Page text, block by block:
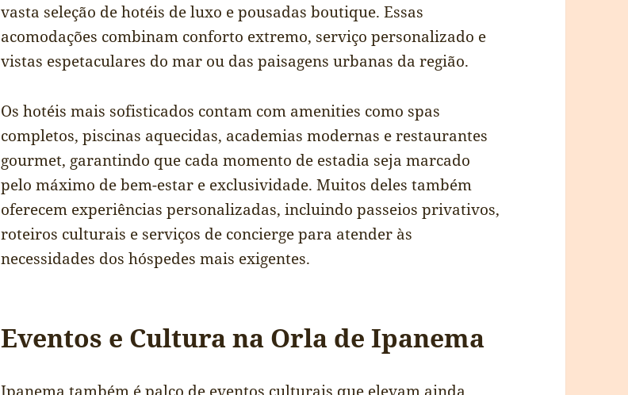
vasta seleção de hotéis de luxo e pousadas boutique. Essas
acomodações combinam conforto extremo, serviço personalizado e
vistas espetaculares do mar ou das paisagens urbanas da região.
Os hotéis mais sofisticados contam com amenities como spas
completos, piscinas aquecidas, academias modernas e restaurantes
gourmet, garantindo que cada momento de estadia seja marcado
pelo máximo de bem-estar e exclusividade. Muitos deles também
oferecem experiências personalizadas, incluindo passeios privativos,
roteiros culturais e serviços de concierge para atender às
necessidades dos hóspedes mais exigentes.
Eventos e Cultura na Orla de Ipanema
Ipanema também é palco de eventos culturais que elevam ainda